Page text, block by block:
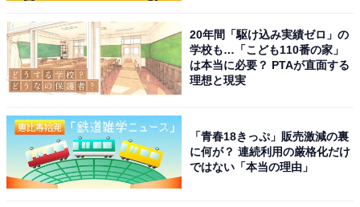
こちらもおすすめ
「俳優活動」を見てみたい男性歌手ランキン
グ！ 2位「藤井風」を抑えて1位に選ばれたの
20年間「駆け込み実績ゼロ」の
学校も…「こども110番の家」
は本当に必要？ PTAが直面する
理想と現実
「青春18きっぷ」販売激減の裏
に何が？ 連続利用の厳格化だけ
ではない「本当の理由」